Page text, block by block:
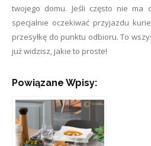
twojego domu. Jeśli często nie ma
specjalnie oczekiwać przyjazdu
przesyłkę do punktu odbioru. To
już widzisz, jakie to proste!
Powiązane Wpisy: